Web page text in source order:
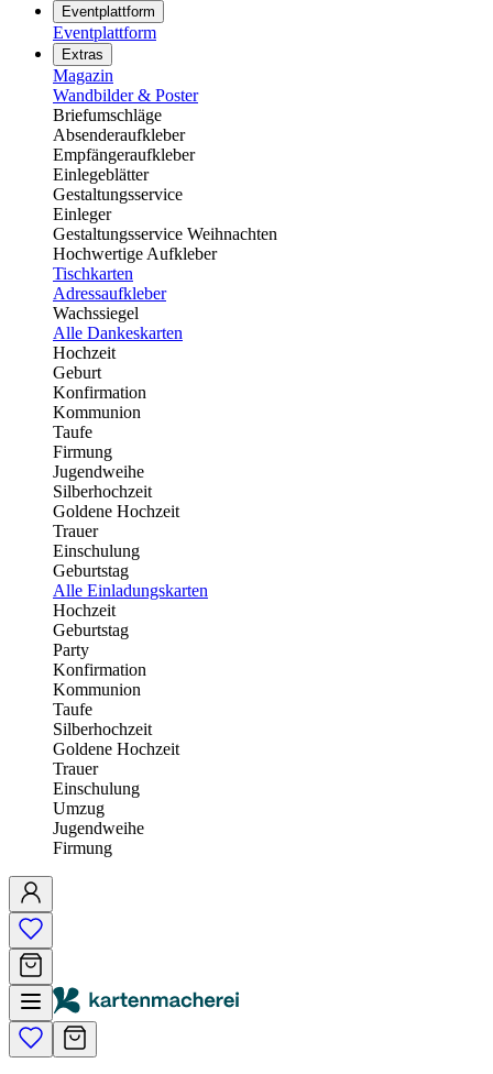
Eventplattform
Eventplattform
Extras
Magazin
Wandbilder & Poster
Briefumschläge
Absenderaufkleber
Empfängeraufkleber
Einlegeblätter
Gestaltungsservice
Einleger
Gestaltungsservice Weihnachten
Hochwertige Aufkleber
Tischkarten
Adressaufkleber
Wachssiegel
Alle Dankeskarten
Hochzeit
Geburt
Konfirmation
Kommunion
Taufe
Firmung
Jugendweihe
Silberhochzeit
Goldene Hochzeit
Trauer
Einschulung
Geburtstag
Alle Einladungskarten
Hochzeit
Geburtstag
Party
Konfirmation
Kommunion
Taufe
Silberhochzeit
Goldene Hochzeit
Trauer
Einschulung
Umzug
Jugendweihe
Firmung